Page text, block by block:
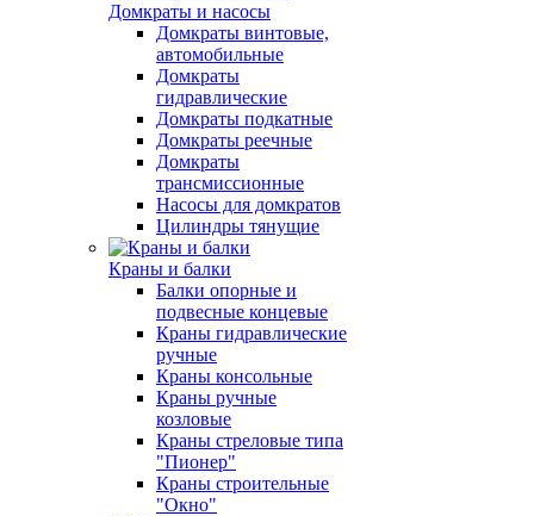
Домкраты и насосы
Домкраты винтовые,
автомобильные
Домкраты
гидравлические
Домкраты подкатные
Домкраты реечные
Домкраты
трансмиссионные
Насосы для домкратов
Цилиндры тянущие
Краны и балки
Балки опорные и
подвесные концевые
Краны гидравлические
ручные
Краны консольные
Краны ручные
козловые
Краны стреловые типа
"Пионер"
Краны строительные
"Окно"